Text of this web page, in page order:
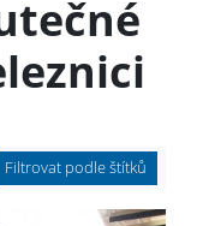
Filtrovat podle štítků